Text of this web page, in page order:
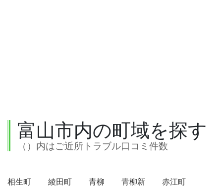
富山市内の町域を探す
（）内はご近所トラブル口コミ件数
相生町 綾田町 青柳 青柳新
赤江町